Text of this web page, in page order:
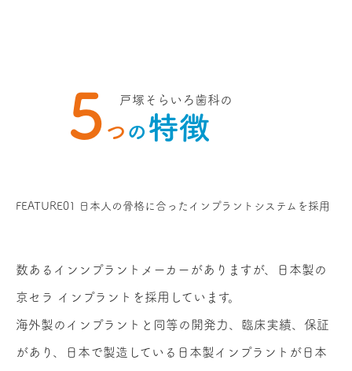
戸塚そらいろ歯科の
5 つ の 特徴
FEATURE01 日本人の骨格に合ったインプラントシステムを採用
数あるインンプラントメーカーがありますが、日本製の
京セラ インプラントを採用しています。
海外製のインプラントと同等の開発力、臨床実績、保証
があり、日本で製造している日本製インプラントが日本